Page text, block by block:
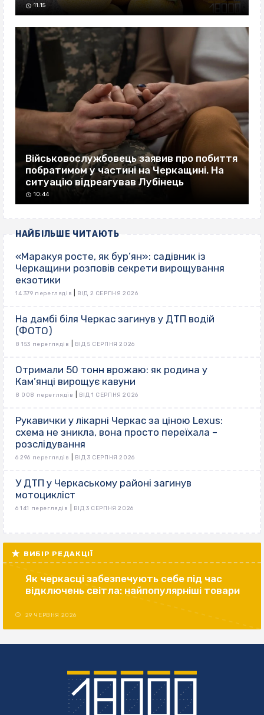
11:15
Військовослужбовець заявив про побиття
побратимом у частині на Черкащині. На
ситуацію відреагував Лубінець
10:44
НАЙБІЛЬШЕ ЧИТАЮТЬ
«Маракуя росте, як бур’ян»: садівник із
Черкащини розповів секрети вирощування
екзотики
14 379 переглядів ВІД 2 СЕРПНЯ 2026
На дамбі біля Черкас загинув у ДТП водій
(ФОТО)
8 153 переглядів ВІД 5 СЕРПНЯ 2026
Отримали 50 тонн врожаю: як родина у
Кам’янці вирощує кавуни
8 008 переглядів ВІД 1 СЕРПНЯ 2026
Рукавички у лікарні Черкас за ціною Lexus:
схема не зникла, вона просто переїхала –
розслідування
6 296 переглядів ВІД 3 СЕРПНЯ 2026
У ДТП у Черкаському районі загинув
мотоцикліст
6 141 переглядів ВІД 3 СЕРПНЯ 2026
ВИБІР РЕДАКЦІЇ
Як черкасці забезпечують себе під час
відключень світла: найпопулярніші товари
29 ЧЕРВНЯ 2026